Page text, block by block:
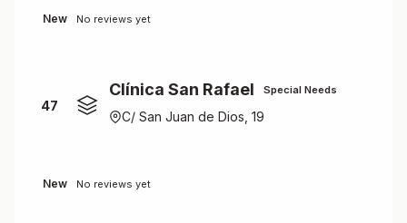
New No reviews yet
47
Clínica San Rafael Special Needs
C/ San Juan de Dios, 19
New No reviews yet